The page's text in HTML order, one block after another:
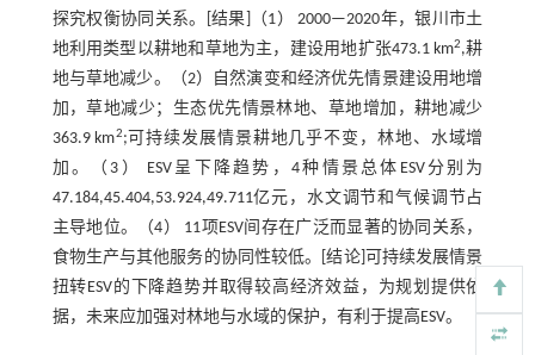
探究权衡协同关系。[结果]（1） 2000—2020年，银川市土
地利用类型以耕地和草地为主，建设用地扩张473.1 km2,耕
地与草地减少。（2）自然演变和经济优先情景建设用地增
加，草地减少；生态优先情景林地、草地增加，耕地减少
363.9 km2;可持续发展情景耕地几乎不变，林地、水域增
加。（3） ESV呈下降趋势，4种情景总体ESV分别为
47.184,45.404,53.924,49.711亿元，水文调节和气候调节占
主导地位。（4） 11项ESV间存在广泛而显著的协同关系，
食物生产与其他服务的协同性较低。[结论]可持续发展情景
扭转ESV的下降趋势并取得较高经济效益，为规划提供依
据，未来应加强对林地与水域的保护，有利于提高ESV。